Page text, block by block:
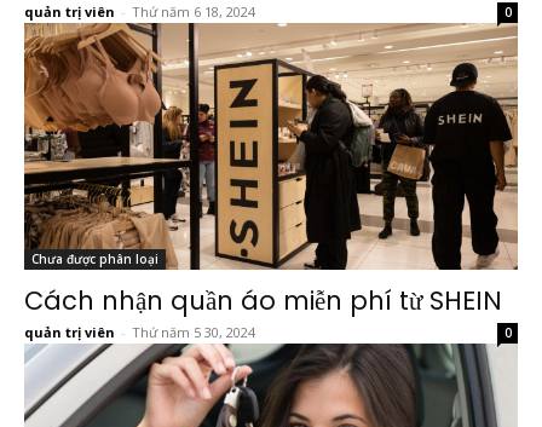
quản trị viên - Thứ năm 6 18, 2024 0
Chưa được phân loại
Cách nhận quần áo miễn phí từ SHEIN
quản trị viên - Thứ năm 5 30, 2024 0